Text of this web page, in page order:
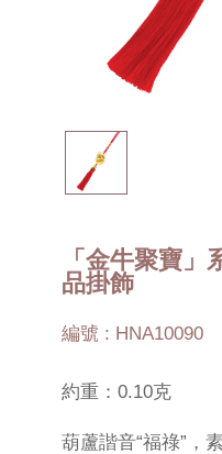
「金牛聚寶」
品掛飾
編號 : HNA10090
約重：0.10克
葫蘆諧音“福祿”，